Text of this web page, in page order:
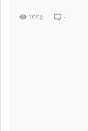
۰ ۱۳۳۵